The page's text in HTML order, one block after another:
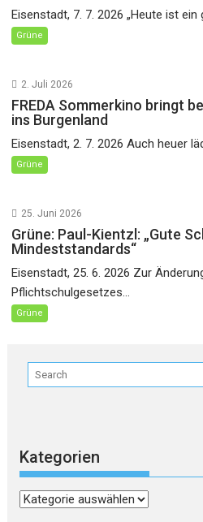
Eisenstadt, 7. 7. 2026 „Heute ist ein
Grüne
2. Juli 2026
FREDA Sommerkino bringt
ins Burgenland
Eisenstadt, 2. 7. 2026 Auch heuer
Grüne
25. Juni 2026
Grüne: Paul-Kientzl: „Gute
Mindeststandards“
Eisenstadt, 25. 6. 2026 Zur
Pflichtschulgesetzes...
Grüne
Kategorien
Kategorien